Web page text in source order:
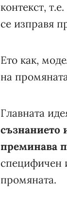
контекст,
се изправя
Ето как,
на
Главната
съзнанието
преминава
специфичен
промяната.